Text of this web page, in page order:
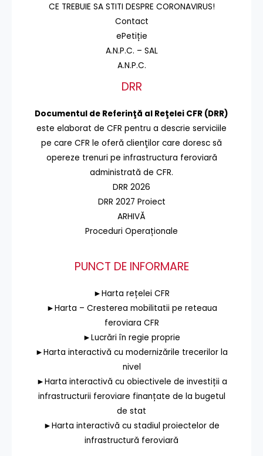
CE TREBUIE SA STITI DESPRE CORONAVIRUS!
Contact
ePetiție
A.N.P.C. – SAL
A.N.P.C.
DRR
Documentul de Referinţă al Reţelei CFR (DRR)
este elaborat de CFR pentru a descrie serviciile
pe care CFR le oferă clienţilor care doresc să
opereze trenuri pe infrastructura feroviară
administrată de CFR.
DRR 2026
DRR 2027 Proiect
ARHIVĂ
Proceduri Operaționale
PUNCT DE INFORMARE
►Harta rețelei CFR
►Harta – Cresterea mobilitatii pe reteaua
feroviara CFR
►Lucrări în regie proprie
►Harta interactivă cu modernizările trecerilor la
nivel
►Harta interactivă cu obiectivele de investiții a
infrastructurii feroviare finanțate de la bugetul
de stat
►Harta interactivă cu stadiul proiectelor de
infrastructură feroviară